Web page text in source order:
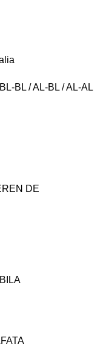
DE
BL / AL-BL / AL-AL